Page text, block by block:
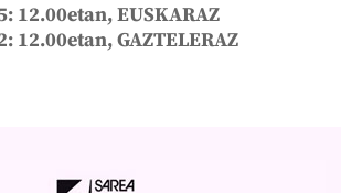
12.00etan, EUSKARAZ
12.00etan, GAZTELERAZ